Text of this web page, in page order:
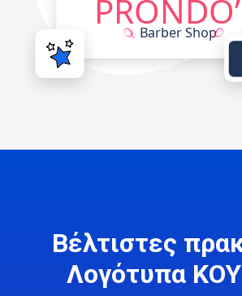
Βέλτιστες
Λογότυπα